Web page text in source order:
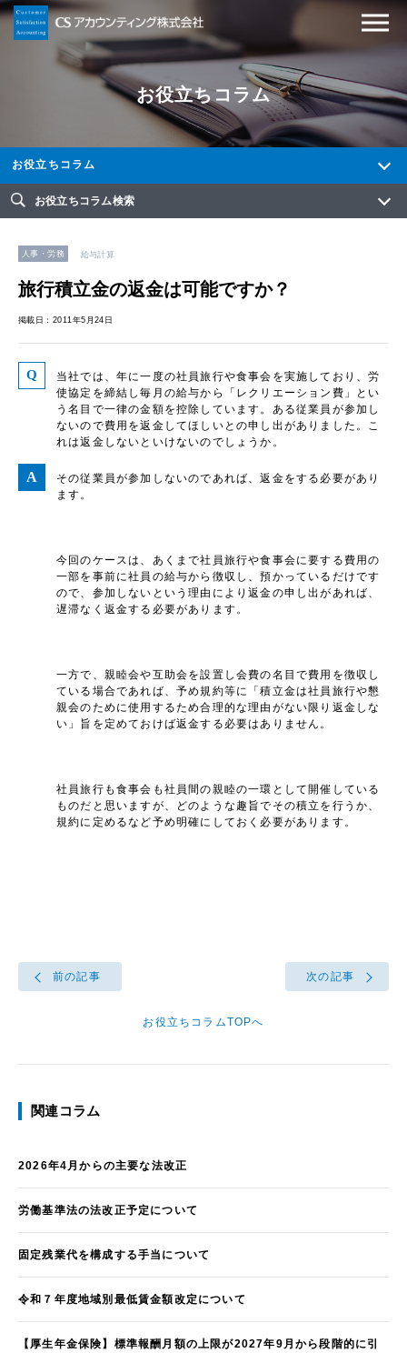
お役立ちコラム
お役立ちコラム
お役立ちコラム検索
人事・労務 給与計算
旅行積立金の返金は可能ですか？
掲載日：2011年5月24日
当社では、年に一度の社員旅行や食事会を実施しており、労
使協定を締結し毎月の給与から「レクリエーション費」とい
う名目で一律の金額を控除しています。ある従業員が参加し
ないので費用を返金してほしいとの申し出がありました。こ
れは返金しないといけないのでしょうか。
その従業員が参加しないのであれば、返金をする必要があり
ます。
今回のケースは、あくまで社員旅行や食事会に要する費用の
一部を事前に社員の給与から徴収し、預かっているだけです
ので、参加しないという理由により返金の申し出があれば、
遅滞なく返金する必要があります。
一方で、親睦会や互助会を設置し会費の名目で費用を徴収し
ている場合であれば、予め規約等に「積立金は社員旅行や懇
親会のために使用するため合理的な理由がない限り返金しな
い」旨を定めておけば返金する必要はありません。
社員旅行も食事会も社員間の親睦の一環として開催している
ものだと思いますが、どのような趣旨でその積立を行うか、
規約に定めるなど予め明確にしておく必要があります。
前の記事
お役立ちコラムTOPへ
次の記事
関連コラム
2026年4月からの主要な法改正
労働基準法の法改正予定について
固定残業代を構成する手当について
令和７年度地域別最低賃金額改定について
【厚生年金保険】標準報酬月額の上限が2027年9月から段階的に引